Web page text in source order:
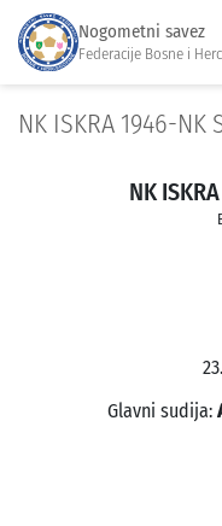
Nogometni savez
Federacije Bosne i
NK ISKRA 1946-NK
NK
Glavni sudija: